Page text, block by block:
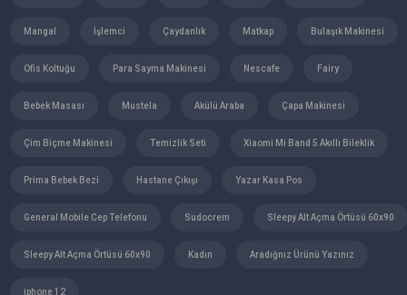
Mangal İşlemci Çaydanlık Matkap Bulaşık Makinesi
Ofis Koltuğu Para Sayma Makinesi Nescafe Fairy
Bebek Masası Mustela Akülü Araba Çapa Makinesi
Çim Biçme Makinesi Temizlik Seti Xiaomi Mi Band 5 Akıllı Bileklik
Prima Bebek Bezi Hastane Çıkışı Yazar Kasa Pos
General Mobile Cep Telefonu Sudocrem Sleepy Alt Açma Örtüsü 60x90
Sleepy Alt Açma Örtüsü 60x90 Kadın Aradığnız Ürünü Yazınız
iphone 12